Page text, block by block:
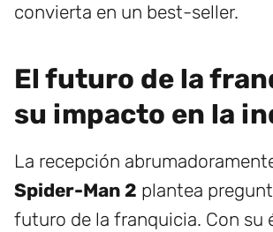
convierta en un best-seller.
El futuro de la
su impacto en la
La recepción
Spider-Man 2 plantea
futuro de la franquicia. Con su